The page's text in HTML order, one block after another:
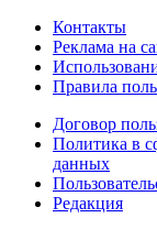
Контакты
Реклама на
Правила
Договор
Политика в
данных
Редакция